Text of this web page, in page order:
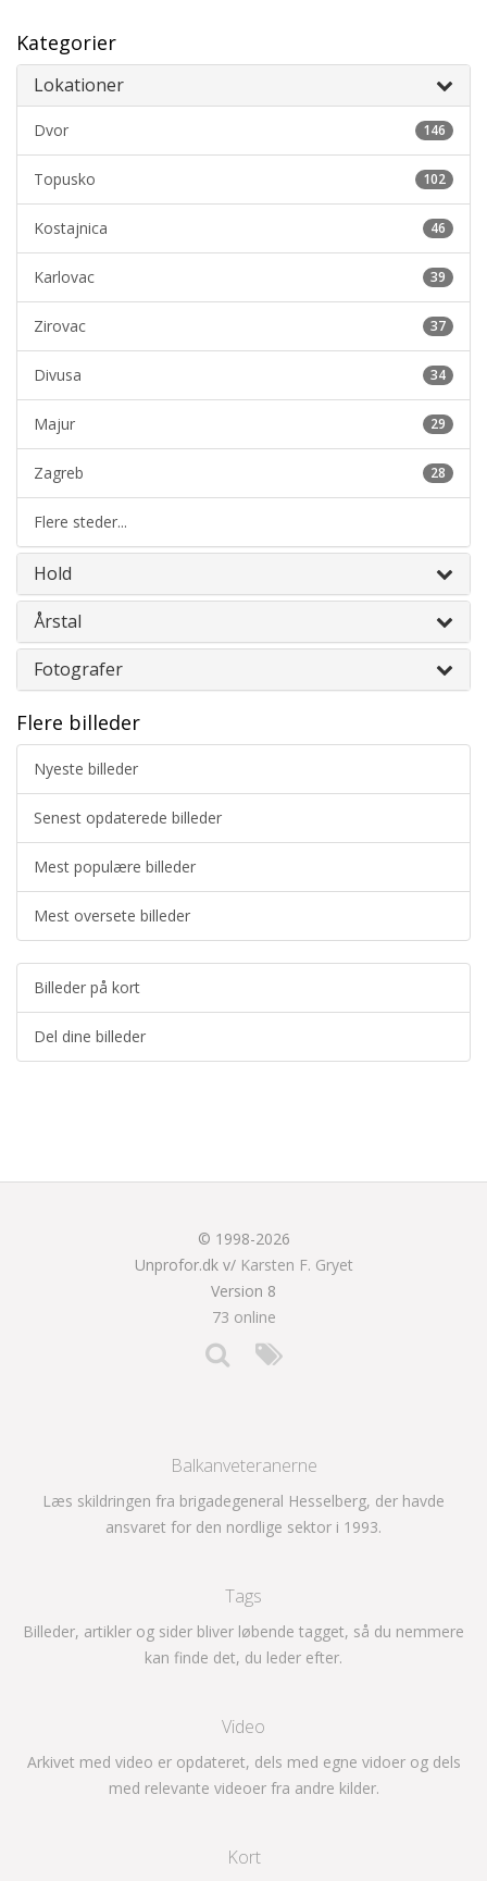
Kategorier
Lokationer
146
Dvor
102
Topusko
46
Kostajnica
39
Karlovac
37
Zirovac
34
Divusa
29
Majur
28
Zagreb
Flere steder...
Hold
Årstal
Fotografer
Flere billeder
Nyeste billeder
Senest opdaterede billeder
Mest populære billeder
Mest oversete billeder
Billeder på kort
Del dine billeder
© 1998-2026
Unprofor.dk v/ Karsten F. Gryet
Version 8
73 online
Balkanveteranerne
Læs skildringen fra brigadegeneral Hesselberg, der havde
ansvaret for den nordlige sektor i 1993.
Tags
Billeder, artikler og sider bliver løbende tagget, så du nemmere
kan finde det, du leder efter.
Video
Arkivet med video er opdateret, dels med egne vidoer og dels
med relevante videoer fra andre kilder.
Kort